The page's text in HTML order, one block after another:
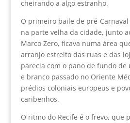
cheirando a algo estranho.
O primeiro baile de pré-
na parte velha da cidade, junto
Marco Zero, ficava numa área
arranjo estreito das ruas e das
parecia com o pano de fundo
e branco passado no Oriente
prédios coloniais europeus e
caribenhos.
O ritmo do Recife é o frevo, que